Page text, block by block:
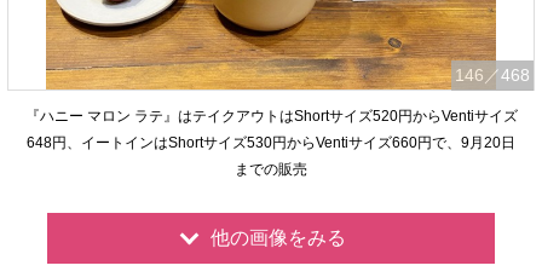
146 ／468
『ハニー マロン ラテ』はテイクアウトはShortサイズ520円からVentiサイズ
648円、イートインはShortサイズ530円からVentiサイズ660円で、9月20日
までの販売
他の画像をみる